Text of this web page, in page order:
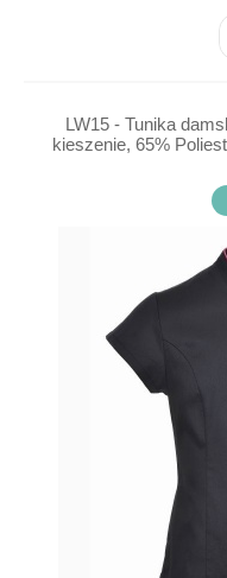
LW15 - Tunika
kieszenie, 65%